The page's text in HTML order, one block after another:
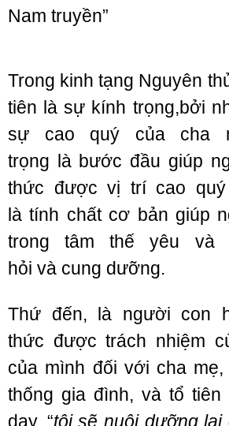
Nam truyền”
Trong kinh tạng Nguyên
tiên là sự kính trọng,bởi
sự cao quý của cha
trọng là bước đầu giúp
thức được vị trícao quý
làtính chấtcơ bản giúp
trong tâm thế yêu và
hỏi và cung dưỡng.
Thứ đến, là người con
thức đượctrách nhiệm
của mình đối với cha mẹ,
thống gia đình, và tổ tiên
dạy, “tôi sẽnuôi dưỡnglại